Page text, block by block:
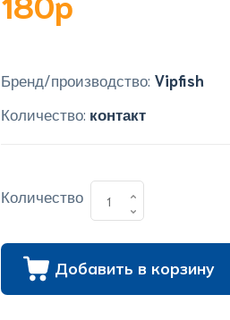
Бренд/производство: Vipfish
Количество: контакт
Количество
Добавить в корзину